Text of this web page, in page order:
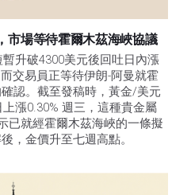
市場等待霍爾木茲海峽協議
升破4300美元後回吐日內漲
交易員正等待伊朗-阿曼就霍
認。截至發稿時，黃金/美元
漲0.30% 週三，這種貴金屬
已就經霍爾木茲海峽的一條擬
，金價升至七週高點。